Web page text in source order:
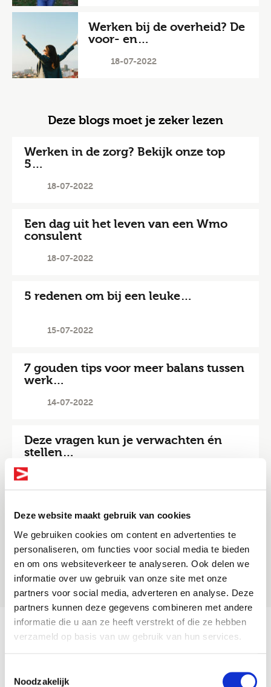
Deze website maakt gebruik van cookies
We gebruiken cookies om content en advertenties te
personaliseren, om functies voor social media te bieden
en om ons websiteverkeer te analyseren. Ook delen we
informatie over uw gebruik van onze site met onze
partners voor social media, adverteren en analyse. Deze
partners kunnen deze gegevens combineren met andere
informatie die u aan ze heeft verstrekt of die ze hebben
verzameld op basis van uw gebruik van hun services.
Noodzakelijk
Werken bij de overheid? De
voor- en…
18-07-2022
Deze blogs moet je zeker lezen
Werken in de zorg? Bekijk onze top
5…
18-07-2022
Een dag uit het leven van een Wmo
consulent
18-07-2022
5 redenen om bij een leuke…
15-07-2022
7 gouden tips voor meer balans tussen
werk…
14-07-2022
Deze vragen kun je verwachten én
stellen…
10 tips om succesvol te solliciteren
13-07-2022
Altijd als 1e op de hoogte van de
nieuwste vacatures als je een job
alert aanmaakt!